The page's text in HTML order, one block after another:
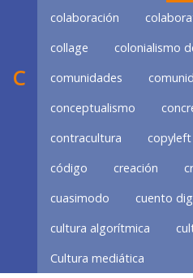
C
colaboración
collage
colonialismo
comunidades
conceptualismo
contracultura
copyleft
código
creación
cuasimodo
cuento
cultura algorítmica
Cultura mediática